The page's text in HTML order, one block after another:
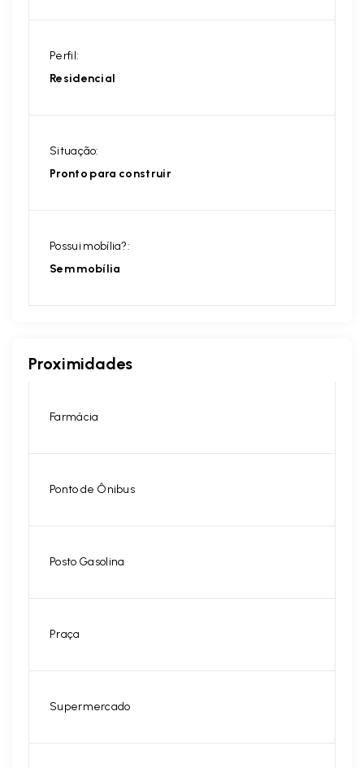
Perfil:
Residencial
Situação:
Pronto para construir
Possui mobília?:
Sem mobília
Proximidades
Farmácia
Ponto de Ônibus
Posto Gasolina
Praça
Supermercado